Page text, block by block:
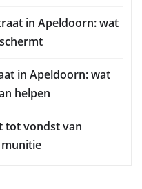
in Apeldoorn: wat
in Apeldoorn: wat
helpen
tot vondst van